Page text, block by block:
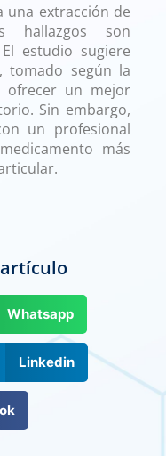
una extracción de
hallazgos son
estudio sugiere
, tomado según la
ofrecer un mejor
Sin embargo,
un profesional
más
del
del
Whatsapp
Linkedin